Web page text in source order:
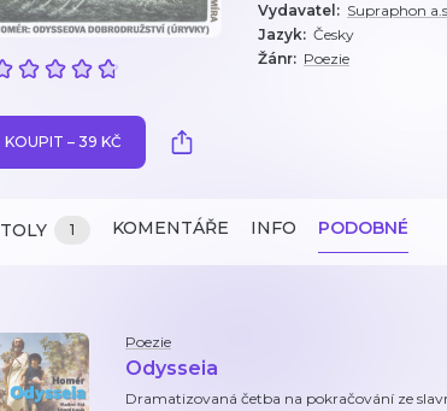
Vydavatel : Supraphon
Jazyk: Česky
Žánr: Poezie
KOUPIT – 39 KČ
1 KOMENTÁŘE INFO PODOBNÉ
Poezie
Odysseia
Dramatizovaná četba na pokračování ze